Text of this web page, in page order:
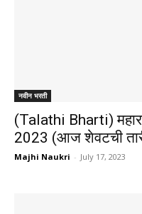
नवीन भरती
(Talathi Bharti)
2023 (आज शेवटची
Majhi Naukri - July 17, 2023